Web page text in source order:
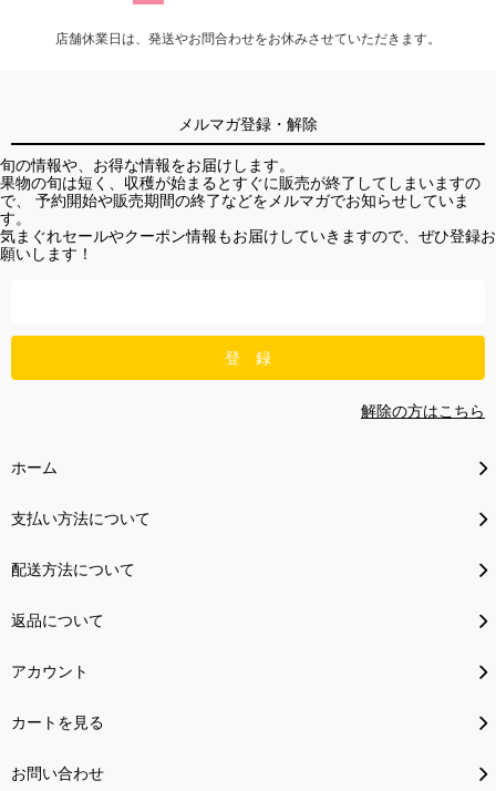
店舗休業日は、発送やお問合わせをお休みさせていただきます。
メルマガ登録・解除
旬の情報や、お得な情報をお届けします。
果物の旬は短く、収穫が始まるとすぐに販売が終了してしまいますの
で、 予約開始や販売期間の終了などをメルマガでお知らせしていま
す。
気まぐれセールやクーポン情報もお届けしていきますので、ぜひ登録お
願いします！
解除の方はこちら
ホーム
支払い方法について
配送方法について
返品について
アカウント
カートを見る
お問い合わせ